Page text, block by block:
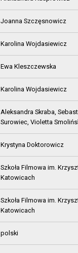
Joanna Szczęsnowicz
Karolina Wojdasiewicz
Ewa Kleszczewska
Karolina Wojdasiewicz
Aleksandra Skraba,
Surowiec, Violetta
Krystyna Doktorowicz
Szkoła Filmowa im.
Katowicach
Szkoła Filmowa im.
Katowicach
polski